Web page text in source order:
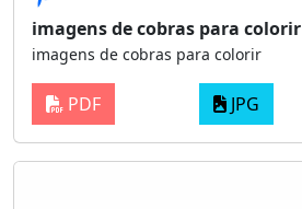
imagens de cobras para colorir
imagens de cobras para colorir
PDF JPG